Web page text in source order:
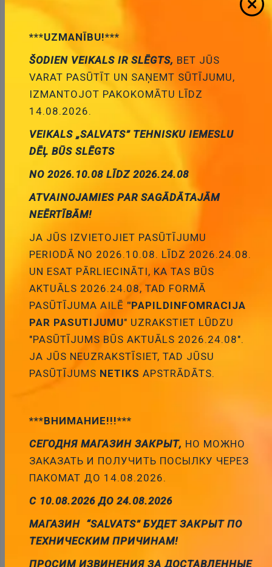
Kārtot pēc : ...
Show : 20 Par lapu
Cena:1.80 €
00012527 Artikuls: SCART17
Noliktavas
stāvoklis: 4
grozam
SCART štekers, uz vadu
Cena:2.39 €
00012530 Artikuls: SCART-09
Pievienot
***UZMANĪBU!***
ŠODIEN VEIKALS IR SLĒGTS, BET JŪS
VARAT PASŪTĪT UN SAŅEMT SŪTĪJUMU,
IZMANTOJOT PAKOKOMĀTU LĪDZ
14.08.2026.
VEIKALS „SALVATS” TEHNISKU IEMESLU
DĒĻ BŪS SLĒGTS
NO 2026.10.08 LĪDZ 2026.24.08
ATVAINOJAMIES PAR SAGĀDĀTAJĀM
NEĒRTĪBĀM!
JA JŪS IZVIETOJIET PASŪTĪJUMU
PERIODĀ NO 2026.10.08. LĪDZ 2026.24.08.
UN ESAT PĀRLIECINĀTI, KA TAS BŪS
AKTUĀLS 2026.24.08, TAD FORMĀ
PASŪTĪJUMA AILĒ "PAPILDINFOMRACIJA
PAR PASUTIJUMU" UZRAKSTIET LŪDZU
"PASŪTĪJUMS BŪS AKTUĀLS 2026.24.08".
JA JŪS NEUZRAKSTĪSIET, TAD JŪSU
PASŪTĪJUMS NETIKS APSTRĀDĀTS.
***ВНИМАНИЕ!!!***
СЕГОДНЯ МАГАЗИН ЗАКРЫТ, НО МОЖНО
ЗАКАЗАТЬ И ПОЛУЧИТЬ ПОСЫЛКУ ЧЕРЕЗ
ПАКОМАТ ДО 14.08.2026.
С 10.08.2026 ДО 24.08.2026
МАГАЗИН “SALVATS” БУДЕТ ЗАКРЫТ ПО
ТЕХНИЧЕСКИМ ПРИЧИНАМ!
ПРОСИМ ИЗВИНЕНИЯ ЗА ДОСТАВЛЕННЫЕ